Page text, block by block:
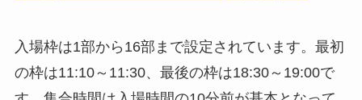
入場枠は1部から16部まで設定されています。最初
の枠は11:10～11:30、最後の枠は18:30～19:00で